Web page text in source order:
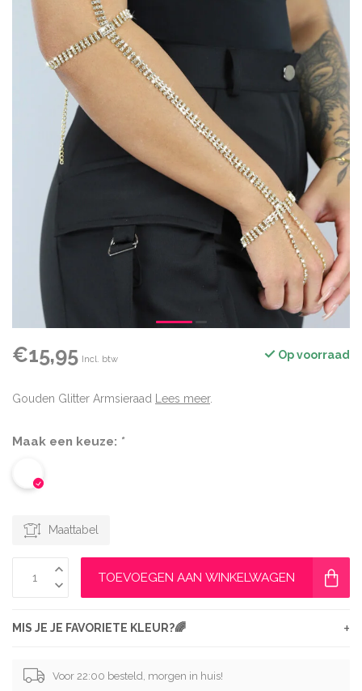
€15,95 Incl. btw Op voorraad
Gouden Glitter Armsieraad Lees meer.
Maak een keuze: *
Maattabel
TOEVOEGEN AAN WINKELWAGEN
MIS JE JE FAVORIETE KLEUR?🌈 +
Voor 22:00 besteld, morgen in huis!